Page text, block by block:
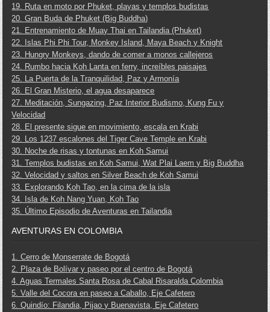
19. Ruta en moto por Phuket, playas y templos budistas
20. Gran Buda de Phuket (Big Buddha)
21. Entrenamiento de Muay Thai en Tailandia (Phuket)
22. Islas Phi Phi Tour, Monkey Island, Maya Beach y Knight
23. Hungry Monkeys, dando de comer a monos callejeros
24. Rumbo hacia Koh Lanta en ferry, increíbles paisajes
25. La Puerta de la Tranquilidad, Paz y Armonía
26. El Gran Misterio, el agua desaparece
27. Meditación, Sungazing, Paz Interior Budismo, Kung Fu y
Velocidad
28. El presente sigue en movimiento, escala en Krabi
29. Los 1237 escalones del Tiger Cave Temple en Krabi
30. Noche de risas y tontunas en Koh Samui
31. Templos budistas en Koh Samui, Wat Plai Laem y Big Buddha
32. Velocidad y saltos en Silver Beach de Koh Samui
33. Explorando Koh Tao, en la cima de la isla
34. Isla de Koh Nang Yuan, Koh Tao
35. Último Episodio de Aventuras en Tailandia
AVENTURAS EN COLOMBIA
1. Cerro de Monserrate de Bogotá
2. Plaza de Bolívar y paseo por el centro de Bogotá
4. Aguas Termales Santa Rosa de Cabal Risaralda Colombia
5. Valle del Cocora en paseo a Caballo, Eje Cafetero
6. Quindío: Filandia, Pijao y Buenavista, Eje Cafetero